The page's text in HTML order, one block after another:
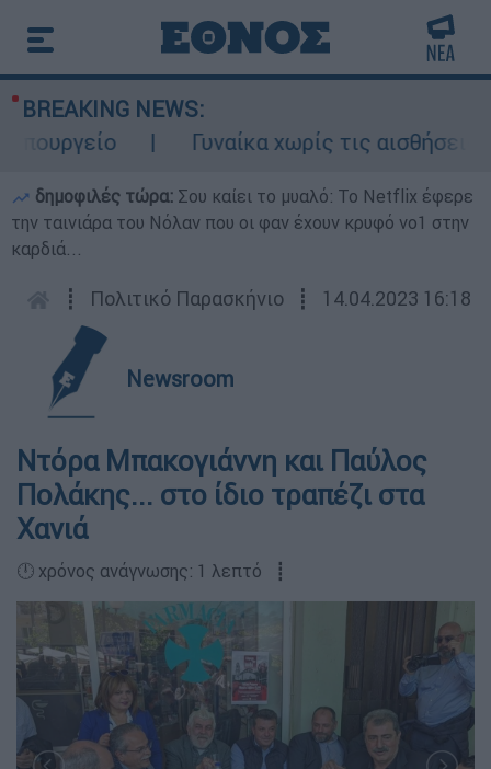
BREAKING NEWS:
Γυναίκα χωρίς τις αισθήσεις
δημοφιλές τώρα: Σου καίει το μυαλό: Το Netflix έφερε
την ταινιάρα του Νόλαν που οι φαν έχουν κρυφό νο1 στην
καρδιά...
┋ Πολιτικό Παρασκήνιο ┋ 14.04.2023 16:18
Newsroom
Ντόρα Μπακογιάννη και Παύλος
Πολάκης... στο ίδιο τραπέζι στα
Χανιά
🕛 χρόνος ανάγνωσης: 1 λεπτό ┋